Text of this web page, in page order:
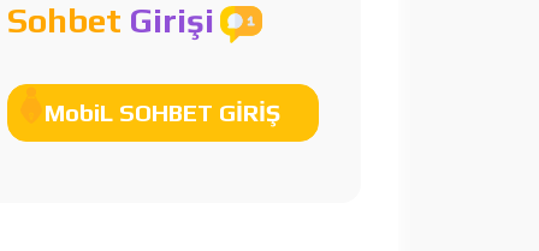
Sohbet Girişi
MobiL SOHBET GİRİŞ